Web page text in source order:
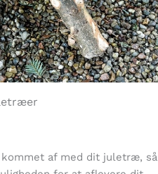
af med dit juletræ, så